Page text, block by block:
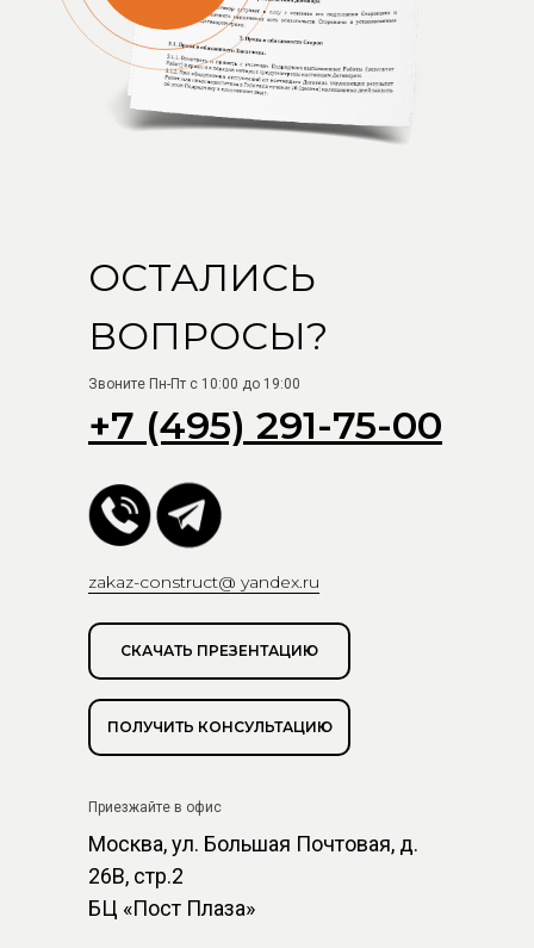
ОСТАЛИСЬ
ВОПРОСЫ?
+7 (495) 291-75-00
Звоните Пн-Пт с 10:00 до 19:00
zakaz-construct@ yandex.ru
ПОЛУЧИТЬ КОНСУЛЬТАЦИЮ
Москва, ул. Большая Почтовая, д.
26В, стр.2
БЦ «Пост Плаза»
Приезжайте в офис
Открыть карту
СКАЧАТЬ ПРЕЗЕНТАЦИЮ